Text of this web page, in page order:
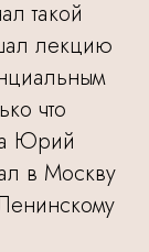
такой
лекцию
что
Юрий
в Москву